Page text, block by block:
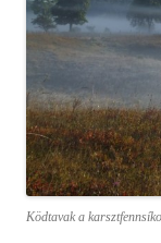
Ködtavak a